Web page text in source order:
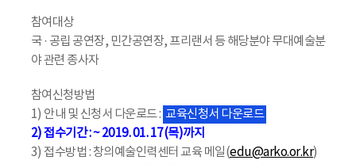
참여대상
국 · 공립 공연장, 민간공연장, 프리랜서 등 해당분야 무대예술분
야 관련 종사자
참여신청방법
1) 안내 및 신청서 다운로드 : 교육신청서 다운로드
2) 접수기간 : ~ 2019. 01. 17(목)까지
3) 접수방법 : 창의예술인력센터 교육 메일(edu@arko.or.kr)